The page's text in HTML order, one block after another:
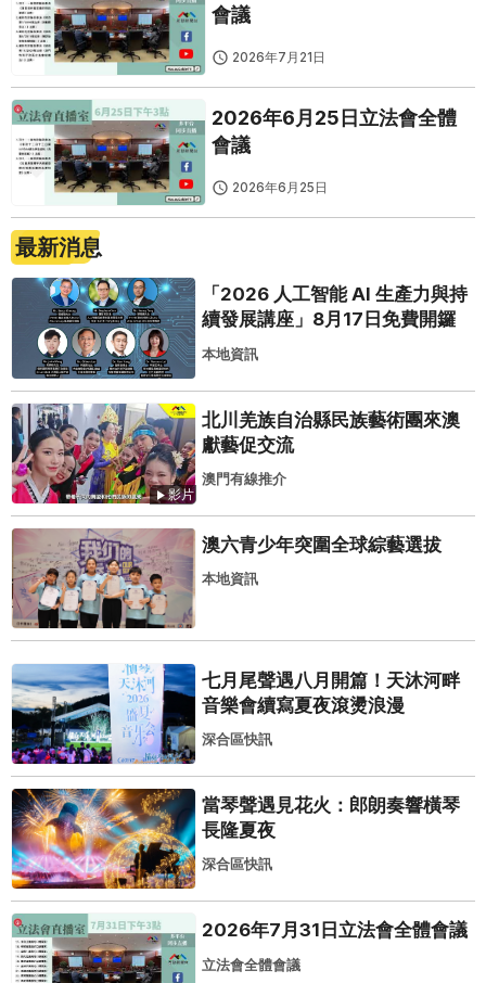
會議
2026年7月21日
2026年6月25日立法會全體
會議
2026年6月25日
最新消息
「2026 人工智能 AI 生產力與持
續發展講座」8月17日免費開鑼
本地資訊
影片
北川羌族自治縣民族藝術團來澳
獻藝促交流
澳門有線推介
澳六青少年突圍全球綜藝選拔
本地資訊
七月尾聲遇八月開篇！天沐河畔
音樂會續寫夏夜滾燙浪漫
深合區快訊
當琴聲遇見花火：郎朗奏響橫琴
長隆夏夜
深合區快訊
2026年7月31日立法會全體會議
立法會全體會議